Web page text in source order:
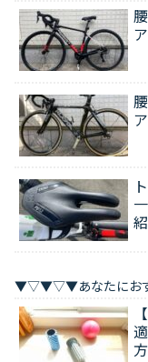
▼▽▼▽▼あなたに